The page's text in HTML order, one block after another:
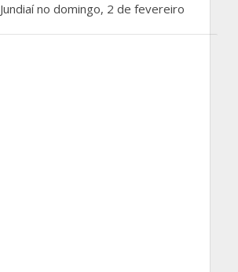
no domingo, 2 de fevereiro